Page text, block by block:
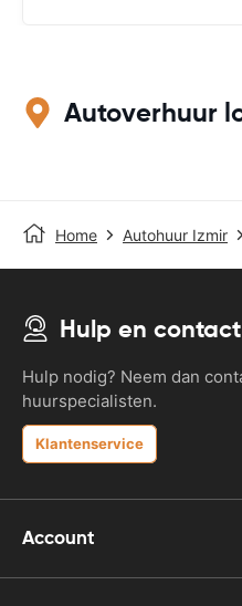
Autoverhuur
Home Autohuur Izmir
Hulp en contact
Hulp nodig? Neem dan
huurspecialisten.
Klantenservice
Account